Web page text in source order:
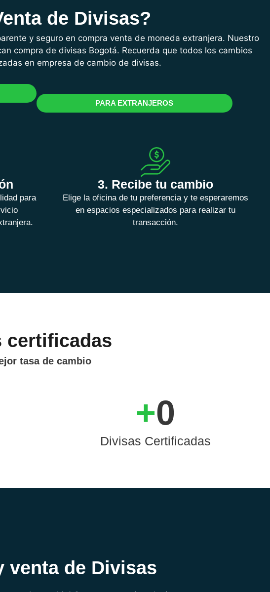
de Divisas?
y seguro en compra venta de moneda extranjera. Nuestro
compra de divisas Bogotá. Recuerda que todos los cambios
en empresa de cambio de divisas.
PARA EXTRANJEROS
para
3. Recibe tu cambio
Elige la oficina de tu preferencia y te esperaremos
en espacios especializados para realizar tu
transacción.
certificadas
tasa de cambio
Divisas Certificadas
+0
venta de Divisas